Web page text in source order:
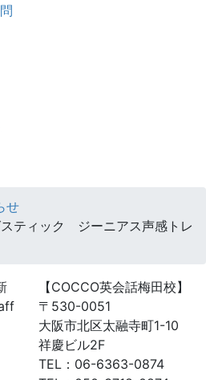
せ
ティック ジーニアス声感トレ
【COCCO英会話梅田校】
〒530-0051
大阪市北区太融寺町1-10
祥慶ビル2F
TEL：06-6363-0874